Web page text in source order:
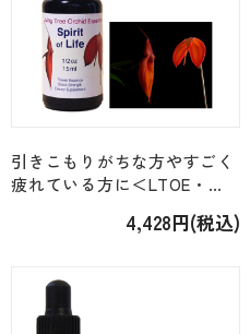
引きこもりがちな方やすごく
疲れている方に＜LTOE・
イフ Spirit of Life」 [15ml]
4,428円(税込)